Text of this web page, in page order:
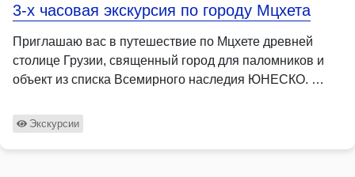
3-х часовая экскурсия по городу Мцхета
Приглашаю вас в путешествие по Мцхете древней
столице Грузии, священный город для паломников и
объект из списка Всемирного наследия ЮНЕСКО. …
Экскурсии